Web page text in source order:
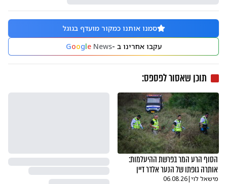
סמנו אותנו כמקור מועדף בגוגל
עקבו אחרינו ב -
GoogleNews
תוכן שאסור לפספס:
הסוף הרע המר בפרשת ההיעלמות:
אותרה גופתו של הנער אלדר דיין
מישאל לוי|
06.08.26